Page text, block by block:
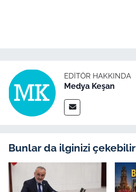
EDITÖR HAKKINDA
Medya Keşan
Bunlar da ilginizi çekebilir